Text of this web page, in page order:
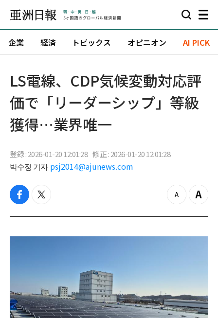
企業 経済 トピックス オピニオン AI PICK
LS電線、CDP気候変動対応評
価で「リーダーシップ」等級
獲得…業界唯一
登録 : 2026-01-20 12:01:28 修正 : 2026-01-20 12:01:28
박수정 기자 psj2014@ajunews.com
f
c
b
t
i
t
z
o
o
Z
o
i